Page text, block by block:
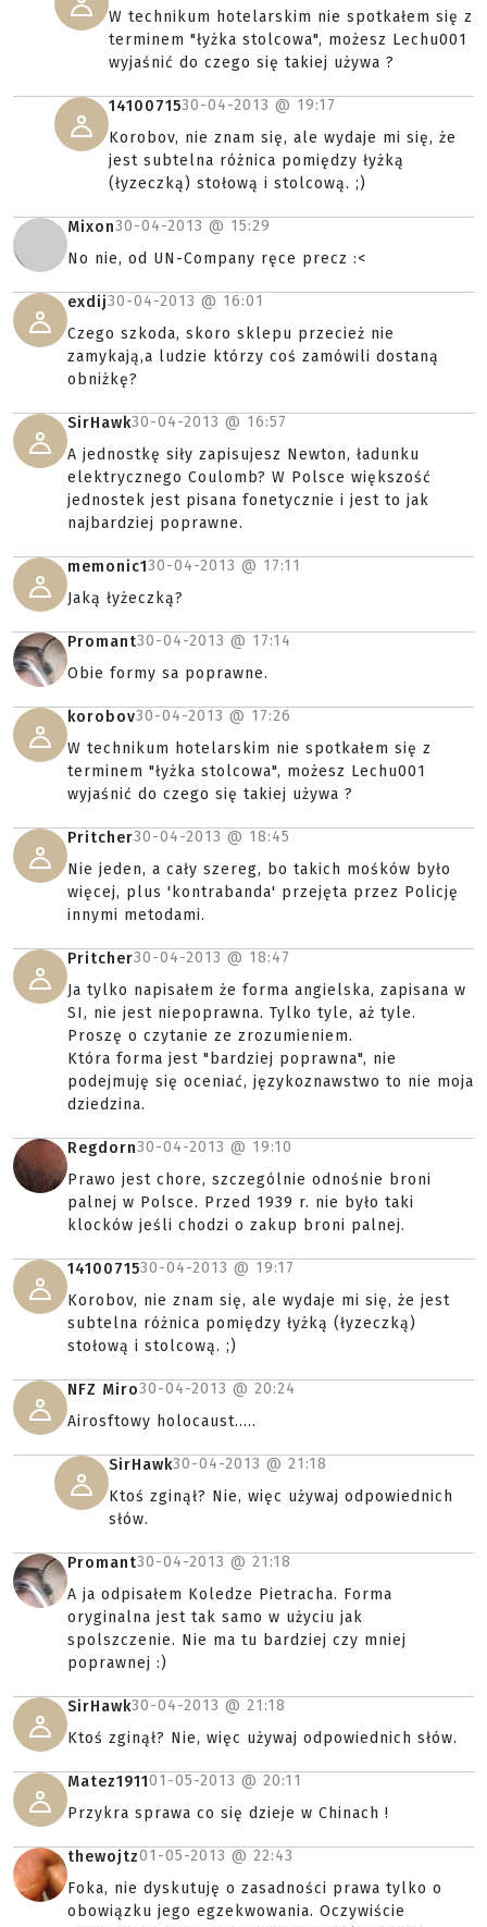
W technikum hotelarskim nie spotkałem się z
terminem "łyżka stolcowa", możesz Lechu001
wyjaśnić do czego się takiej używa ?
1410071530-04-2013 @ 19:17
Korobov, nie znam się, ale wydaje mi się, że
jest subtelna różnica pomiędzy łyżką
(łyzeczką) stołową i stolcową. ;)
Mixon30-04-2013 @ 15:29
No nie, od UN-Company ręce precz :<
exdij30-04-2013 @ 16:01
Czego szkoda, skoro sklepu przecież nie
zamykają,a ludzie którzy coś zamówili dostaną
obniżkę?
SirHawk30-04-2013 @ 16:57
A jednostkę siły zapisujesz Newton, ładunku
elektrycznego Coulomb? W Polsce większość
jednostek jest pisana fonetycznie i jest to jak
najbardziej poprawne.
memonic130-04-2013 @ 17:11
Jaką łyżeczką?
Promant30-04-2013 @ 17:14
Obie formy sa poprawne.
korobov30-04-2013 @ 17:26
W technikum hotelarskim nie spotkałem się z
terminem "łyżka stolcowa", możesz Lechu001
wyjaśnić do czego się takiej używa ?
Pritcher30-04-2013 @ 18:45
Nie jeden, a cały szereg, bo takich mośków było
więcej, plus 'kontrabanda' przejęta przez Policję
innymi metodami.
Pritcher30-04-2013 @ 18:47
Ja tylko napisałem że forma angielska, zapisana w
SI, nie jest niepoprawna. Tylko tyle, aż tyle.
Proszę o czytanie ze zrozumieniem.
Która forma jest "bardziej poprawna", nie
podejmuję się oceniać, językoznawstwo to nie moja
dziedzina.
Regdorn30-04-2013 @ 19:10
Prawo jest chore, szczególnie odnośnie broni
palnej w Polsce. Przed 1939 r. nie było taki
klocków jeśli chodzi o zakup broni palnej.
1410071530-04-2013 @ 19:17
Korobov, nie znam się, ale wydaje mi się, że jest
subtelna różnica pomiędzy łyżką (łyzeczką)
stołową i stolcową. ;)
NFZ Miro30-04-2013 @ 20:24
Airosftowy holocaust.....
SirHawk30-04-2013 @ 21:18
Ktoś zginął? Nie, więc używaj odpowiednich
słów.
Promant30-04-2013 @ 21:18
A ja odpisałem Koledze Pietracha. Forma
oryginalna jest tak samo w użyciu jak
spolszczenie. Nie ma tu bardziej czy mniej
poprawnej :)
SirHawk30-04-2013 @ 21:18
Ktoś zginął? Nie, więc używaj odpowiednich słów.
Matez191101-05-2013 @ 20:11
Przykra sprawa co się dzieje w Chinach !
thewojtz01-05-2013 @ 22:43
Foka, nie dyskutuję o zasadności prawa tylko o
obowiązku jego egzekwowania. Oczywiście